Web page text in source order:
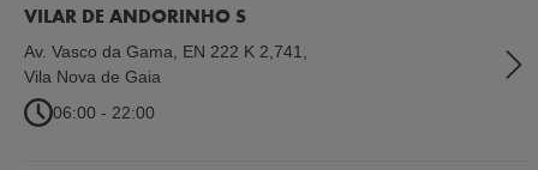
VILAR DE ANDORINHO S
Av. Vasco da Gama, EN 222 K 2,741
Vila Nova de Gaia
06:00 - 22:00